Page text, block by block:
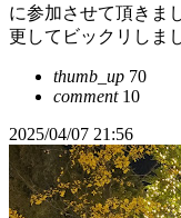
に参加させて頂きま
更してビックリしま
thumb_up 70
comment10
2025/04/07 21:56